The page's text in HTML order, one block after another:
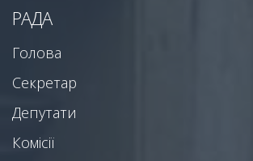
РАДА
Голова
Секретар
Депутати
Комісії